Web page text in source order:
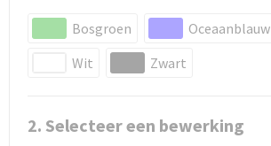
Bosgroen Oceaanblauw
Wit
Zwart
2. Selecteer een bewerking